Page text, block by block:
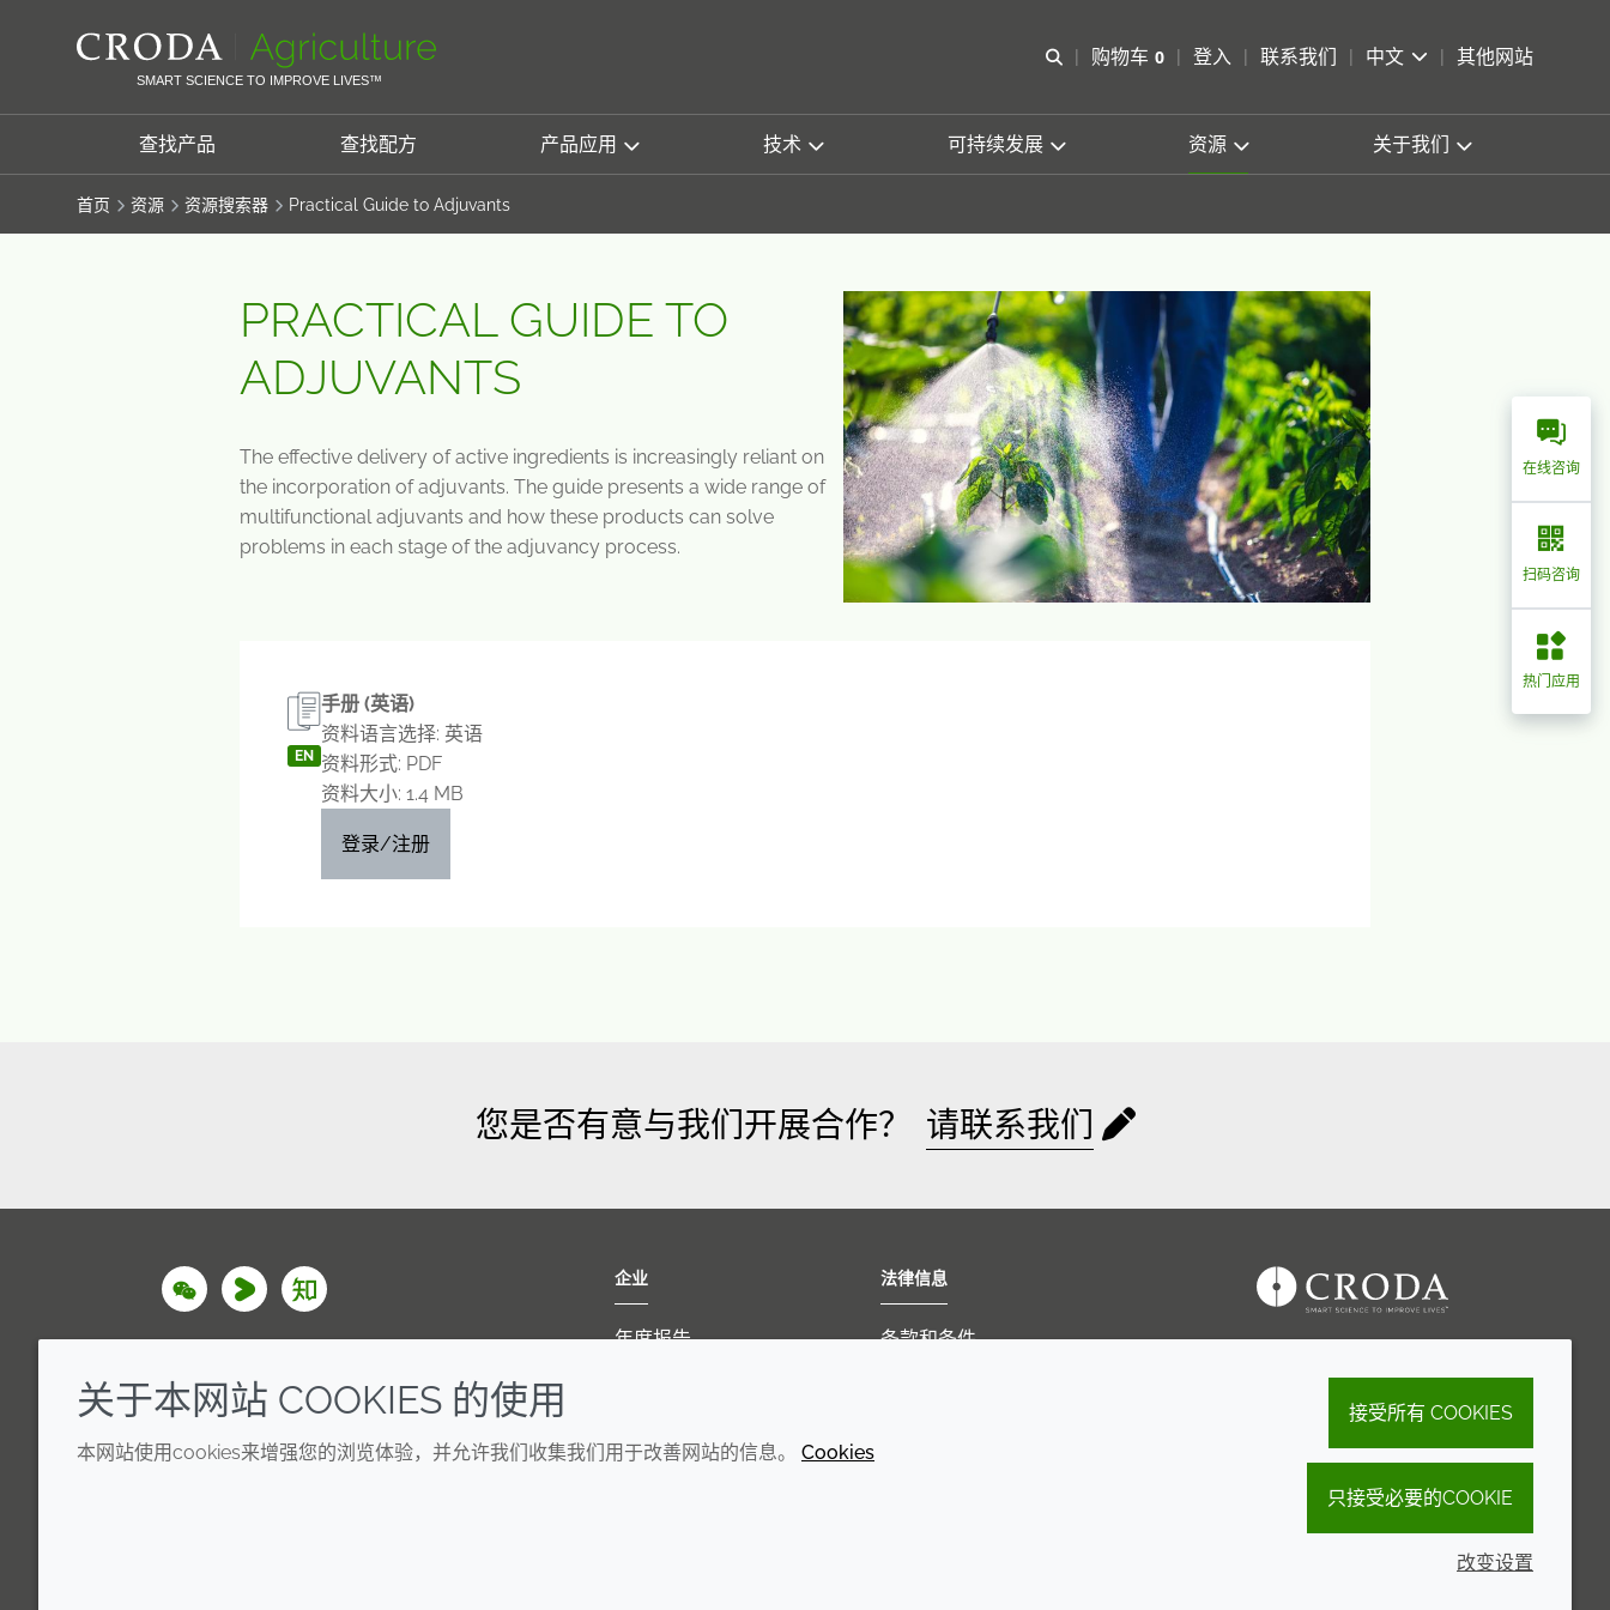
SMART SCIENCE TO IMPROVE LIVES™
Open Search
购物车 0
查看购物车
登入 联系我们 中文 其他网站
查找产品 查找配方 产品应用 技术 可持续发展 资源 关于我们
首页 资源 资源搜索器 Practical Guide to Adjuvants
PRACTICAL GUIDE TO
ADJUVANTS
The effective delivery of active ingredients is increasingly reliant on
the incorporation of adjuvants. The guide presents a wide range of
multifunctional adjuvants and how these products can solve
problems in each stage of the adjuvancy process.
EN
手册 (英语)
资料语言选择: 英语
资料形式: PDF
资料大小: 1.4 MB
登录/注册
您是否有意与我们开展合作？ 请联系我们
WechatYoukuZhihu
企业
年度报告
法律信息
条款和条件
关于本网站 COOKIES 的使用
本网站使用cookies来增强您的浏览体验，并允许我们收集我们用于改善网站的信息。 Cookies
接受所有 COOKIES
只接受必要的COOKIE
改变设置
在线咨询
扫码咨询
热门应用